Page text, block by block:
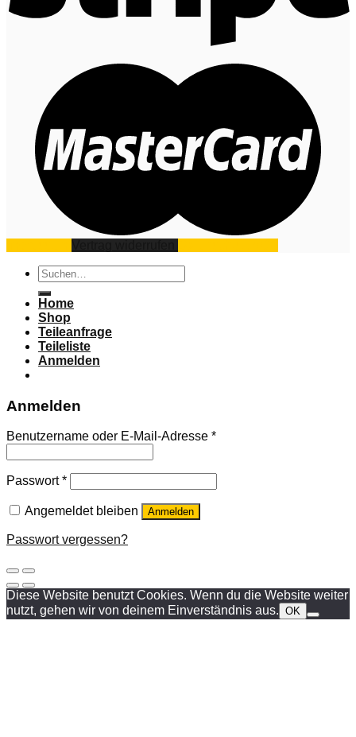
Suchen
nach:
Home
Shop
Teileanfrage
Teileliste
Anmelden
Anmelden
Benutzername oder E-Mail-Adresse *
Passwort*
Angemeldet bleiben Anmelden
Passwort vergessen?
Diese Website benutzt Cookies. Wenn du die Website weiter
nutzt, gehen wir von deinem Einverständnis aus. OK